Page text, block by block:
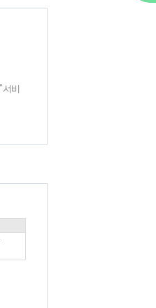
비
, 변